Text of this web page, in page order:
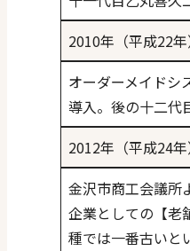
2010年（平成22年
オーダーメイドシ
導入。後の十二代
2012年（平成24年
金沢市商工会議所
企業としての【老
種では一番古いと